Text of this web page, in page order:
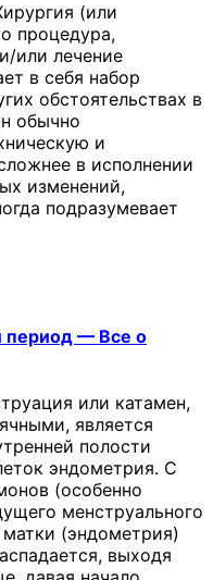
(или
процедура,
или лечение
в себя набор
обстоятельствах в
обычно
и
в исполнении
изменений,
подразумевает
период — Все о
или катамен,
является
полости
эндометрия. С
(особенно
менструального
(эндометрия)
выходя